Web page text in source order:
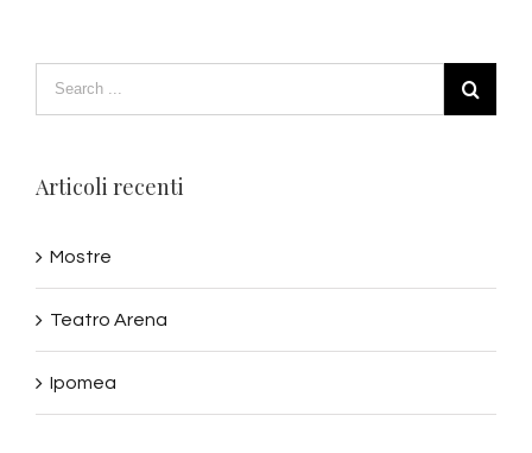
Articoli recenti
Mostre
Teatro Arena
Ipomea